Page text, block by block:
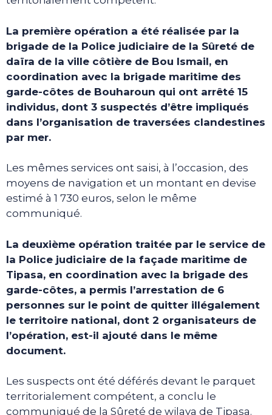
La première opération a été réalisée par la
brigade de la Police judiciaire de la Sûreté de
daïra de la ville côtière de Bou Ismail, en
coordination avec la brigade maritime des
garde-côtes de Bouharoun qui ont arrêté 15
individus, dont 3 suspectés d’être impliqués
dans l’organisation de traversées clandestines
par mer.
Les mêmes services ont saisi, à l’occasion, des
moyens de navigation et un montant en devise
estimé à 1 730 euros, selon le même
communiqué.
La deuxième opération traitée par le service de
la Police judiciaire de la façade maritime de
Tipasa, en coordination avec la brigade des
garde-côtes, a permis l’arrestation de 6
personnes sur le point de quitter illégalement
le territoire national, dont 2 organisateurs de
l’opération, est-il ajouté dans le même
document.
Les suspects ont été déférés devant le parquet
territorialement compétent, a conclu le
communiqué de la Sûreté de wilaya de Tipasa.